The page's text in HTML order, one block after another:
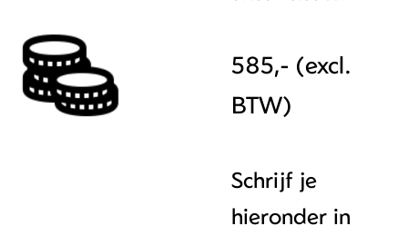
585,- (excl.
BTW)
Schrijf je
hieronder in